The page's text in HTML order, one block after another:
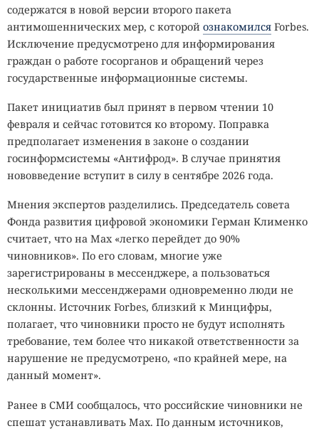
содержатся в новой версии второго пакета
антимошеннических мер, с которой ознакомился Forbes.
Исключение предусмотрено для информирования
граждан о работе госорганов и обращений через
государственные информационные системы.
Пакет инициатив был принят в первом чтении 10
февраля и сейчас готовится ко второму. Поправка
предполагает изменения в законе о создании
госинформсистемы «Антифрод». В случае принятия
нововведение вступит в силу в сентябре 2026 года.
Мнения экспертов разделились. Председатель совета
Фонда развития цифровой экономики Герман Клименко
считает, что на Max «легко перейдет до 90%
чиновников». По его словам, многие уже
зарегистрированы в мессенджере, а пользоваться
несколькими мессенджерами одновременно люди не
склонны. Источник Forbes, близкий к Минцифры,
полагает, что чиновники просто не будут исполнять
требование, тем более что никакой ответственности за
нарушение не предусмотрено, «по крайней мере, на
данный момент».
Ранее в СМИ сообщалось, что российские чиновники не
спешат устанавливать Max. По данным источников,